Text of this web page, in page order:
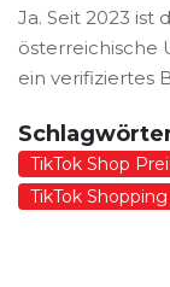
Ja. Seit 2023 ist
österreichische
ein verifiziertes
TikTok Shop
TikTok